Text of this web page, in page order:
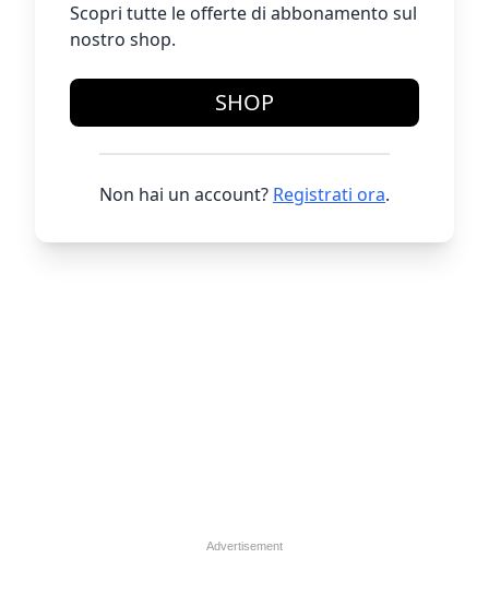
Scopri tutte le offerte di abbonamento sul
nostro shop.
SHOP
Non hai un account? Registrati ora.